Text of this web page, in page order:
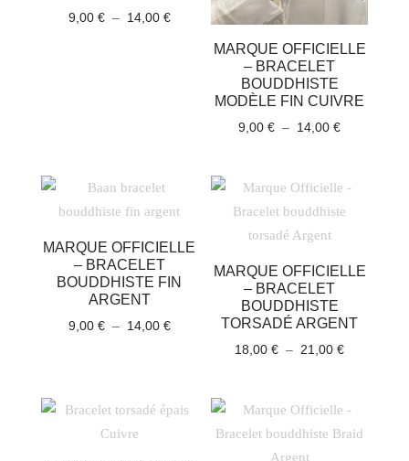
9,00 € – 14,00 €Plage
MARQUE OFFICIELLE
– BRACELET
BOUDDHISTE
MODÈLE FIN CUIVRE
9,00€ – 14,00€Plage
9,00 €
à
MARQUE OFFICIELLE
– BRACELET
BOUDDHISTE FIN
ARGENT
9,00 € – 14,00 €Plage
à
MARQUE OFFICIELLE
– BRACELET
BOUDDHISTE
TORSADÉ ARGENT
18,00€ – 21,00€Plage
18,00 €
à